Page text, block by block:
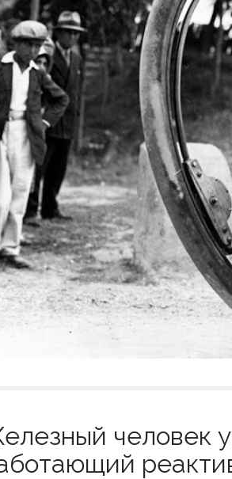
человек